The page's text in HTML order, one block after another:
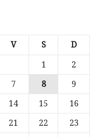
V S D
1
2
7 8
9
14 15
16
21 22
23